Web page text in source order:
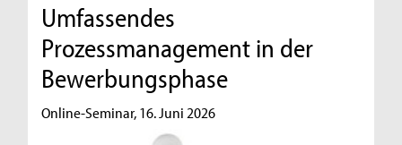
Umfassendes
Prozessmanagement in der
Bewerbungsphase
Online-Seminar, 16. Juni 2026